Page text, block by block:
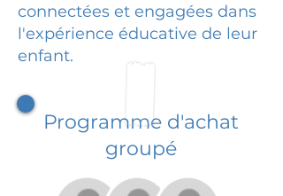
connectées et engagées dans
l'expérience éducative de leur
enfant.
Programme d'achat
groupé